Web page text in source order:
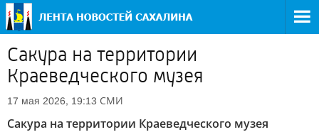
Сакура на территории
Краеведческого музея
17 мая 2026, 19:13 СМИ
Сакура на территории Краеведческого музея